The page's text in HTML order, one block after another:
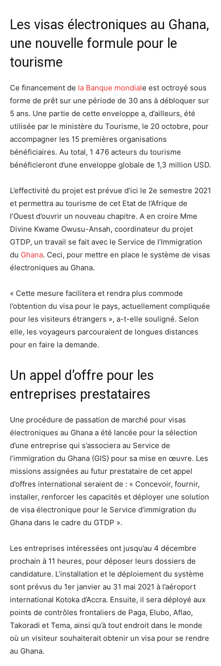
Les visas électroniques au Ghana,
une nouvelle formule pour le
tourisme
Ce financement de la Banque mondiale est octroyé sous
forme de prêt sur une période de 30 ans à débloquer sur
5 ans. Une partie de cette enveloppe a, d’ailleurs, été
utilisée par le ministère du Tourisme, le 20 octobre, pour
accompagner les 15 premières organisations
bénéficiaires. Au total, 1 476 acteurs du tourisme
bénéficieront d’une enveloppe globale de 1,3 million USD.
L’effectivité du projet est prévue d’ici le 2e semestre 2021
et permettra au tourisme de cet Etat de l’Afrique de
l’Ouest d’ouvrir un nouveau chapitre. A en croire Mme
Divine Kwame Owusu-Ansah, coordinateur du projet
GTDP, un travail se fait avec le Service de l’Immigration
du Ghana. Ceci, pour mettre en place le système de visas
électroniques au Ghana.
« Cette mesure facilitera et rendra plus commode
l’obtention du visa pour le pays, actuellement compliquée
pour les visiteurs étrangers », a-t-elle souligné. Selon
elle, les voyageurs parcouraient de longues distances
pour en faire la demande.
Un appel d’offre pour les
entreprises prestataires
Une procédure de passation de marché pour visas
électroniques au Ghana a été lancée pour la sélection
d’une entreprise qui s’associera au Service de
l’immigration du Ghana (GIS) pour sa mise en œuvre. Les
missions assignées au futur prestataire de cet appel
d’offres international seraient de : « Concevoir, fournir,
installer, renforcer les capacités et déployer une solution
de visa électronique pour le Service d’immigration du
Ghana dans le cadre du GTDP ».
Les entreprises intéressées ont jusqu’au 4 décembre
prochain à 11 heures, pour déposer leurs dossiers de
candidature. L’installation et le déploiement du système
sont prévus du 1er janvier au 31 mai 2021 à l’aéroport
international Kotoka d’Accra. Ensuite, il sera déployé aux
points de contrôles frontaliers de Paga, Elubo, Aflao,
Takoradi et Tema, ainsi qu’à tout endroit dans le monde
où un visiteur souhaiterait obtenir un visa pour se rendre
au Ghana.